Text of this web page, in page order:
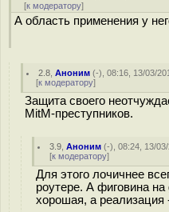
[к модератору]
А область применения у
2.8 ,Аноним (-), 08:16, 13/03/
[к модератору]
Защита своего
MitM-преступников.
3.9 ,Аноним (-), 08:24, 13/
[к модератору]
Для этого лочичнее
роутере. А фиговина
хорошая, а реализация